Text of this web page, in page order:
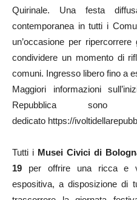
Quirinale. Una festa
contemporanea in tutti i
un’occasione per
condividere un momento di
comuni. Ingresso libero fino a
Maggiori informazioni
Repubblica
dedicato https://
Tutti i Musei Civici di
19 per offrire una ricca e
espositiva, a disposizione di